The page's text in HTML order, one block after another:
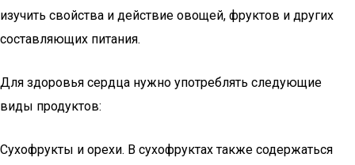
изучить свойства и действие овощей, фруктов и других
составляющих питания.
Для здоровья сердца нужно употреблять следующие
виды продуктов:
Сухофрукты и орехи. В сухофруктах также содержаться